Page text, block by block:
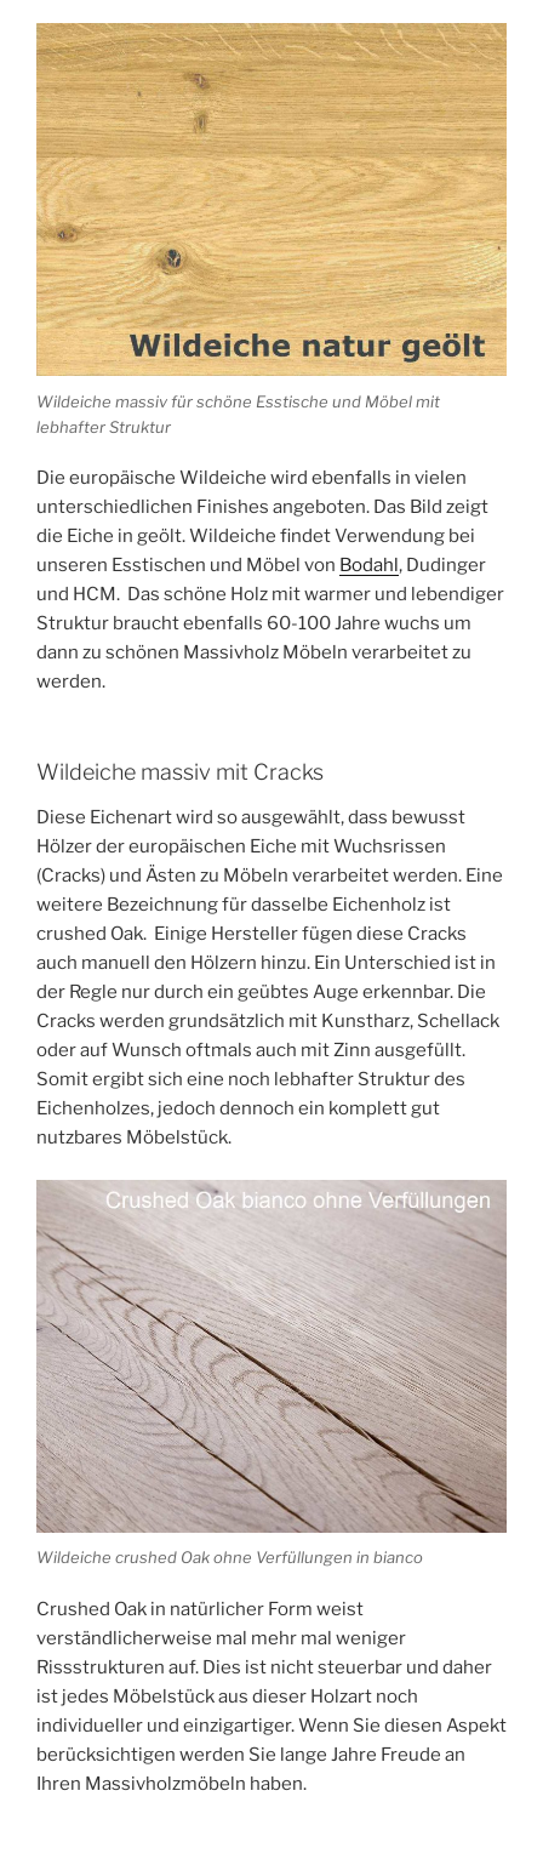
Wildeiche massiv für schöne Esstische und Möbel mit
lebhafter Struktur
Die europäische Wildeiche wird ebenfalls in vielen
unterschiedlichen Finishes angeboten. Das Bild zeigt
die Eiche in geölt. Wildeiche findet Verwendung bei
unseren Esstischen und Möbel von Bodahl, Dudinger
und HCM. Das schöne Holz mit warmer und lebendiger
Struktur braucht ebenfalls 60-100 Jahre wuchs um
dann zu schönen Massivholz Möbeln verarbeitet zu
werden.
Wildeiche massiv mit Cracks
Diese Eichenart wird so ausgewählt, dass bewusst
Hölzer der europäischen Eiche mit Wuchsrissen
(Cracks) und Ästen zu Möbeln verarbeitet werden. Eine
weitere Bezeichnung für dasselbe Eichenholz ist
crushed Oak. Einige Hersteller fügen diese Cracks
auch manuell den Hölzern hinzu. Ein Unterschied ist in
der Regle nur durch ein geübtes Auge erkennbar. Die
Cracks werden grundsätzlich mit Kunstharz, Schellack
oder auf Wunsch oftmals auch mit Zinn ausgefüllt.
Somit ergibt sich eine noch lebhafter Struktur des
Eichenholzes, jedoch dennoch ein komplett gut
nutzbares Möbelstück.
Wildeiche crushed Oak ohne Verfüllungen in bianco
Crushed Oak in natürlicher Form weist
verständlicherweise mal mehr mal weniger
Rissstrukturen auf. Dies ist nicht steuerbar und daher
ist jedes Möbelstück aus dieser Holzart noch
individueller und einzigartiger. Wenn Sie diesen Aspekt
berücksichtigen werden Sie lange Jahre Freude an
Ihren Massivholzmöbeln haben.